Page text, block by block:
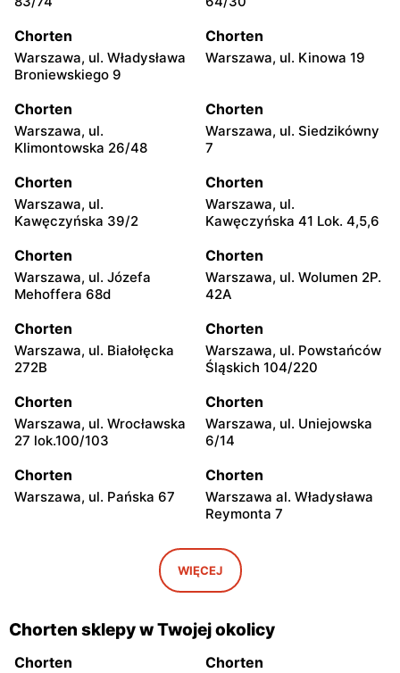
Chorten
Warszawa, ul. Władysława
Broniewskiego 9
Chorten
Warszawa, ul. Kinowa 19
Chorten
Warszawa, ul.
Klimontowska 26/48
Chorten
Warszawa, ul. Siedzikówny
7
Chorten
Warszawa, ul.
Kawęczyńska 39/2
Chorten
Warszawa, ul.
Kawęczyńska 41 Lok. 4,5,6
Chorten
Warszawa, ul. Józefa
Mehoffera 68d
Chorten
Warszawa, ul. Wolumen 2P.
42A
Chorten
Warszawa, ul. Białołęcka
272B
Chorten
Warszawa, ul. Powstańców
Śląskich 104/220
Chorten
Warszawa, ul. Wrocławska
27 lok.100/103
Chorten
Warszawa, ul. Uniejowska
6/14
Chorten
Warszawa, ul. Pańska 67
Chorten
Warszawa al. Władysława
Reymonta 7
Warszawa, ul. Smocza 27
Chorten
Warszawa, ul. Radiowa 18
Warszawa, ul. Trocka 10D Warszawa, ul. Kwitnąca 14
Chorten Chorten
WIĘCEJ
Chorten sklepy w Twojej okolicy
Chorten Chorten